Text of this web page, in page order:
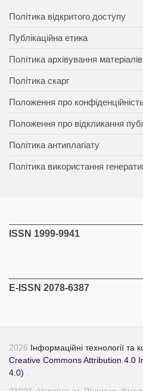
Політика відкритого доступу
Публікаційна етика
Політика архівування матеріалів
Політика скарг
Положення про
Положення про відкликання
Політика антиплагіату
Політика використання
ISSN 1999-9941
E-ISSN 2078-6387
2026 Інформаційні технології та
Creative Commons Attribution 4.0
4.0)